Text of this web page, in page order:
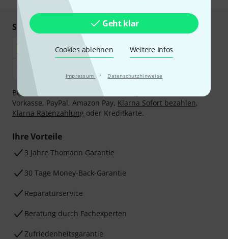
Geht klar
Cookies ablehnen Weitere Infos
Impressum · Datenschutzhinweise
Sicher einkaufen & bezahlen
Bezahlen Sie vertraulich und sicher per Nachnahme,
Vorkasse, PayPal, Amazon Pay, Klarna Sofort bezahlen,
Klarna Ratenzahlung oder Kreditkarte.
Ihre Vorteile
3 Jahre Thomann Garantie
30 Tage Money-Back-Garantie
Reparaturservice
Beratung durch Fachexperten
Zufriedenheitsgarantie